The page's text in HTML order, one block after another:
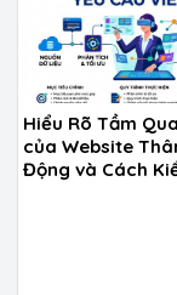
Hiểu Rõ Tầm
của Website
Động và Cách